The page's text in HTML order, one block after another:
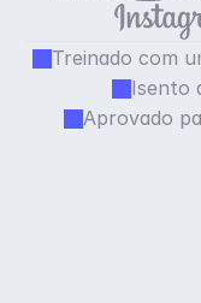
Treinado com
Isento
Aprovado